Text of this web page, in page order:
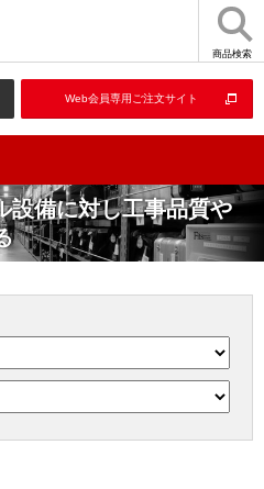
商品検索
Web会員専用ご注文サイト
設備に対し工事品質や